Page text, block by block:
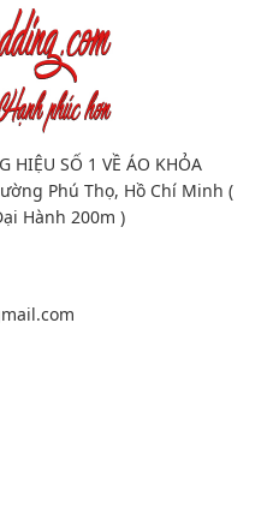
HIỆU SỐ 1 VỀ ÁO KHỎA
Phú Thọ, Hồ Chí Minh (
Hành 200m )